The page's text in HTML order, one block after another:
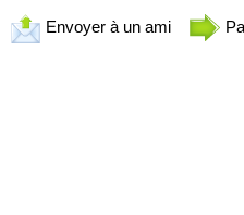
Envoyer à un ami